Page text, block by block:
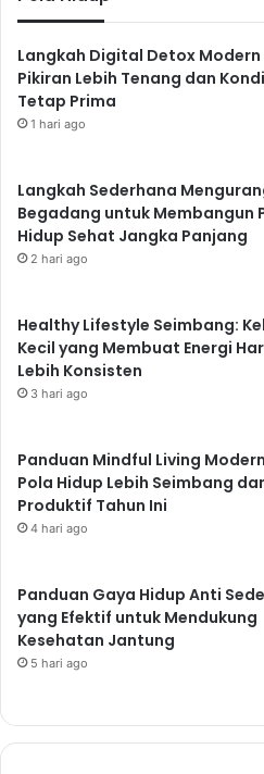
Langkah Digital Detox
Pikiran Lebih Tenang dan
Tetap Prima
1 hari ago
Langkah Sederhana
Begadang untuk Membangun
Hidup Sehat Jangka Panjang
2 hari ago
Healthy Lifestyle Seimbang:
Kecil yang Membuat Energi
Lebih Konsisten
3 hari ago
Panduan Mindful Living
Pola Hidup Lebih Seimbang
Produktif Tahun Ini
4 hari ago
Panduan Gaya Hidup Anti
yang Efektif untuk Mendukung
Kesehatan Jantung
5 hari ago